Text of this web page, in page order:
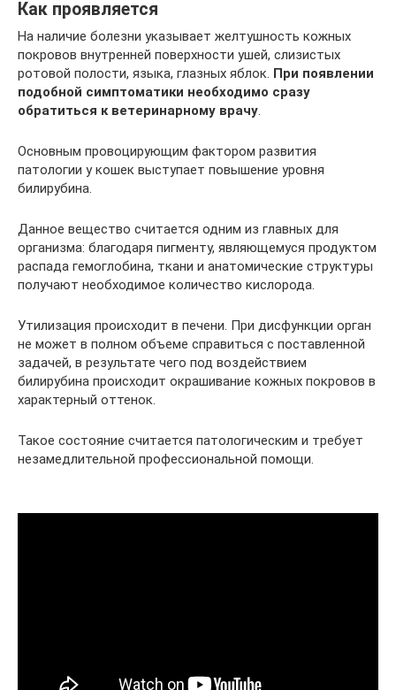
Как проявляется
На наличие болезни указывает желтушность кожных
покровов внутренней поверхности ушей, слизистых
ротовой полости, языка, глазных яблок. При появлении
подобной симптоматики необходимо сразу
обратиться к ветеринарному врачу
Основным провоцирующим фактором развития
патологии у кошек выступает повышение уровня
билирубина.
Данное вещество считается одним из главных для
организма: благодаря пигменту, являющемуся продуктом
распада гемоглобина, ткани и анатомические структуры
получают необходимое количество кислорода.
Утилизация происходит в печени. При дисфункции орган
не может в полном объеме справиться с поставленной
задачей, в результате чего под воздействием
билирубина происходит окрашивание кожных покровов в
характерный оттенок.
Такое состояние считается патологическим и требует
незамедлительной профессиональной помощи.